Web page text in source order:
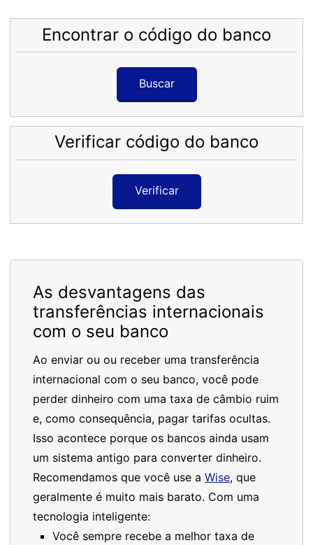
Encontrar o código do banco
Buscar
Verificar código do banco
Verificar
As desvantagens das
transferências internacionais
com o seu banco
Ao enviar ou ou receber uma transferência
internacional com o seu banco, você pode
perder dinheiro com uma taxa de câmbio ruim
e, como consequência, pagar tarifas ocultas.
Isso acontece porque os bancos ainda usam
um sistema antigo para converter dinheiro.
Recomendamos que você use a Wise, que
geralmente é muito mais barato. Com uma
tecnologia inteligente:
Você sempre recebe a melhor taxa de